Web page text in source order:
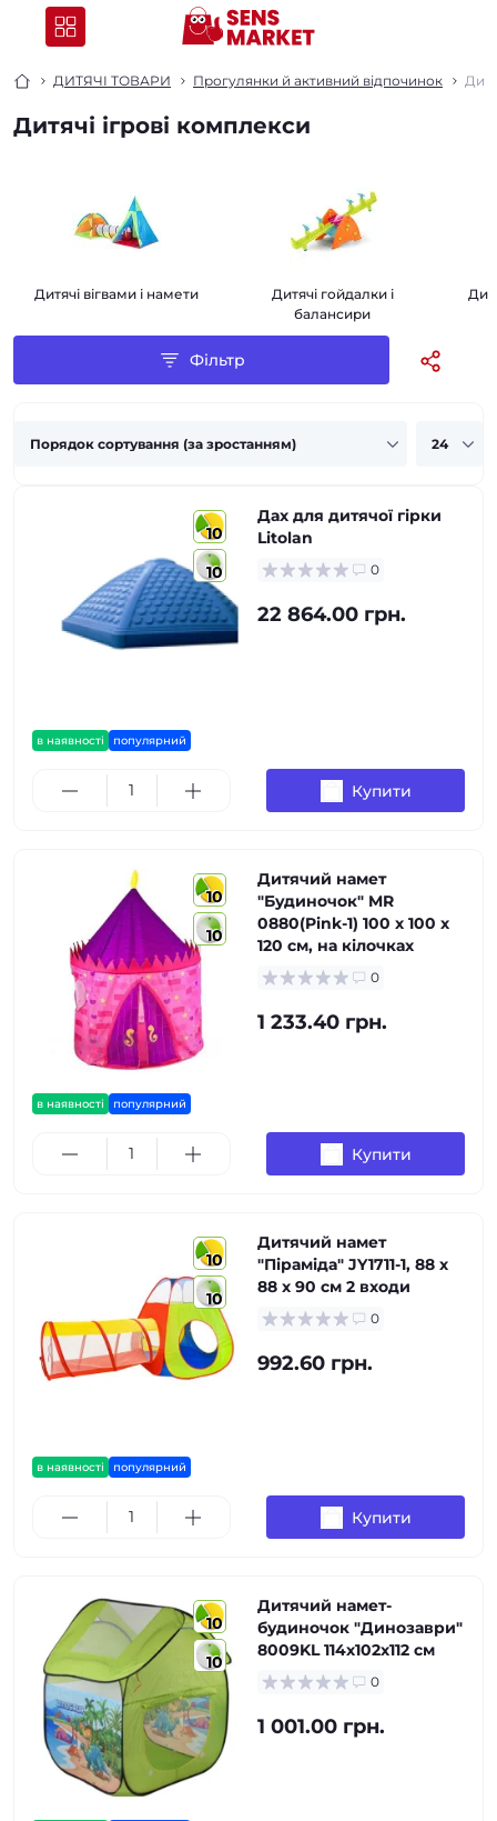
ДИТЯЧІ ТОВАРИ Прогулянки й активний відпочинок
Дитячі ігрові комплекси
Дитячі вігвами і намети
Дитячі гойдалки і
балансири
Фільтр
10
10
в наявності популярний
Дах для дитячої гірки
Litolan
0
22 864.00 грн.
Купити
10
10
в наявності популярний
Дитячий намет
"Будиночок" MR
0880(Pink-1) 100 х 100 х
120 см, на кілочках
0
1 233.40 грн.
Купити
10
10
в наявності популярний
Дитячий намет
"Піраміда" JY1711-1, 88 х
88 х 90 см 2 входи
0
992.60 грн.
Купити
10
10
Дитячий намет-
будиночок "Динозаври"
8009KL 114х102х112 см
0
1 001.00 грн.